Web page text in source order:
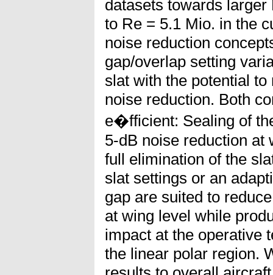
datasets towards
to Re = 5.1 Mio. in the
noise reduction
gap/overlap setting
slat with the potential
noise reduction. Both
e�fficient: Sealing of
5-dB noise reduction at
full elimination of the
slat settings or an
gap are suited to
at wing level while
impact at the operative
the linear polar region.